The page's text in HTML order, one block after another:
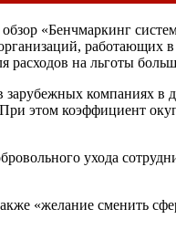
«Бенчмаркинг
работающих в
расходов на льготы
зарубежных компаниях
этом коэффициент
ухода
«желание сменить